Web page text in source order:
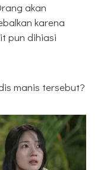
akan
karena
pun dihiasi
manis tersebut?